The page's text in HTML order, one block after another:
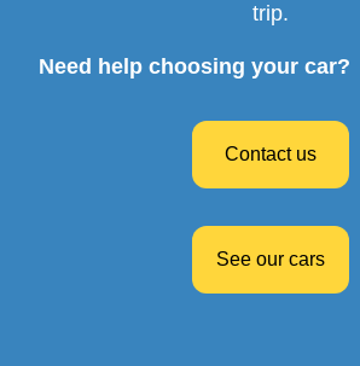
trip.
Need help choosing your car?
Contact us
See our cars